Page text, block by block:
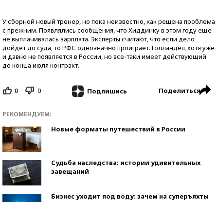
У сборной новый тренер, но пока неизвестно, как решена проблема
с прежним. Появлялись сообщения, что Хиддинку в этом году еще
не выплачивалась зарплата. Эксперты считают, что если дело
дойдет до суда, то РФС однозначно проиграет. Голландец хотя уже
и давно не появляется в России, но все-таки имеет действующий
до конца июля контракт.
0 0 Подпишись Поделиться
РЕКОМЕНДУЕМ:
Новые форматы путешествий в России
Судьба наследства: истории удивительных
завещаний
Бизнес уходит под воду: зачем на суперъяхты